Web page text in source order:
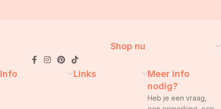
Shop nu
Info Links
Meer info
nodig?
Heb je een vraag,